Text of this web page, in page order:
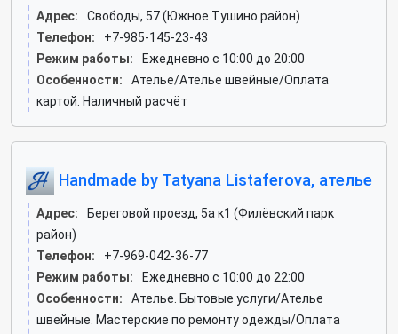
Адрес:
Свободы, 57 (Южное Тушино район)
Телефон:
+7-985-145-23-43
Режим работы:
Ежедневно с 10:00 до 20:00
Особенности:
Ателье/Ателье швейные/Оплата
картой. Наличный расчёт
Handmade by Tatyana Listaferova, ателье
Адрес:
Береговой проезд, 5а к1 (Филёвский парк
район)
Телефон:
+7-969-042-36-77
Режим работы:
Ежедневно с 10:00 до 22:00
Особенности:
Ателье. Бытовые услуги/Ателье
швейные. Мастерские по ремонту одежды/Оплата